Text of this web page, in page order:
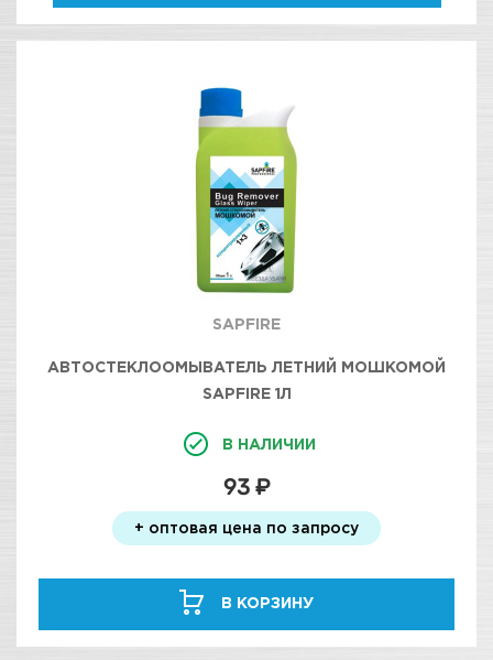
SAPFIRE
АВТОСТЕКЛООМЫВАТЕЛЬ ЛЕТНИЙ МОШКОМОЙ
SAPFIRE 1Л
В НАЛИЧИИ
93 ₽
+ оптовая цена по запросу
В КОРЗИНУ